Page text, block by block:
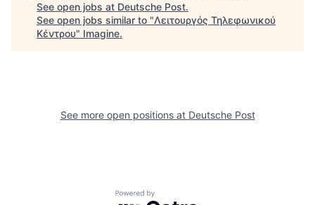
See open jobs at Deutsche Post.
See open jobs similar to "Λειτουργός Τηλεφωνικού
Κέντρου" Imagine.
See more open positions at Deutsche Post
Powered by Getro.com